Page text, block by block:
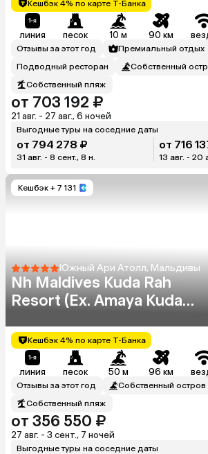
Кешбэк 4% по карте Т-Банка
линия песок 10 м 90 км
Отзывы за этот год
Премиальный отдых
Подводный ресторан
Собственный
Собственный пляж
от 703 192 ₽
21 авг. - 27 авг., 6 ночей
Выгодные туры на соседние даты
от 794 278 ₽
31 авг. - 8 сент., 8 н.
от 716
13 авг. - 20
Кешбэк + 7 131
Южный Ари Атолл, Мальдивы
Nh Maldives Kuda Rah
Resort (Ex. Amaya Kuda
Кешбэк 4% по карте Т-Банка
линия песок 50 м 96 км
Отзывы за этот год
Собственный остров
Собственный пляж
от 356 550 ₽
27 авг. - 3 сент., 7 ночей
Выгодные туры на соседние даты